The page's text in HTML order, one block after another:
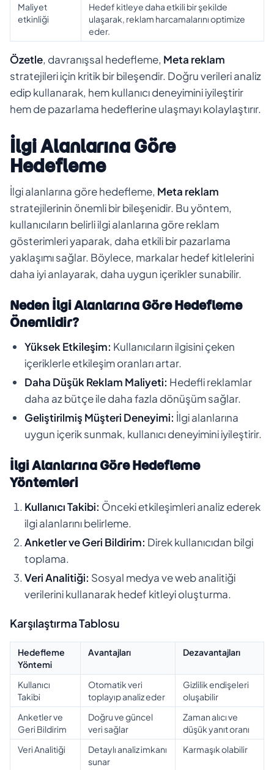
Maliyet
etkinliği
Hedef kitleye daha etkili bir şekilde
ulaşarak, reklam harcamalarını optimize
eder.
Özetle, davranışsal hedefleme, Meta reklam
stratejileri için kritik bir bileşendir. Doğru verileri analiz
edip kullanarak, hem kullanıcı deneyimini iyileştirir
hem de pazarlama hedeflerine ulaşmayı kolaylaştırır.
İlgi Alanlarına Göre
Hedefleme
İlgi alanlarına göre hedefleme, Meta reklam
stratejilerinin önemli bir bileşenidir. Bu yöntem,
kullanıcıların belirli ilgi alanlarına göre reklam
gösterimleri yaparak, daha etkili bir pazarlama
yaklaşımı sağlar. Böylece, markalar hedef kitlelerini
daha iyi anlayarak, daha uygun içerikler sunabilir.
Neden İlgi Alanlarına Göre Hedefleme
Önemlidir?
Yüksek Etkileşim: Kullanıcıların ilgisini çeken
içeriklerle etkileşim oranları artar.
Daha Düşük Reklam Maliyeti: Hedefli reklamlar
daha az bütçe ile daha fazla dönüşüm sağlar.
Geliştirilmiş Müşteri Deneyimi: İlgi alanlarına
uygun içerik sunmak, kullanıcı deneyimini iyileştirir.
İlgi Alanlarına Göre Hedefleme
Yöntemleri
Kullanıcı Takibi: Önceki etkileşimleri analiz ederek
ilgi alanlarını belirleme.
Anketler ve Geri Bildirim: Direk kullanıcıdan bilgi
toplama.
Veri Analitiği: Sosyal medya ve web analitiği
verilerini kullanarak hedef kitleyi oluşturma.
Karşılaştırma Tablosu
Hedefleme
Yöntemi
Avantajları Dezavantajları
Kullanıcı
Takibi
Otomatik veri
toplayıp analiz eder
Gizlilik endişeleri
oluşabilir
Anketler ve
Geri Bildirim
Doğru ve güncel
veri sağlar
Zaman alıcı ve
düşük yanıt oranı
Veri Analitiği
Detaylı analiz imkanı
sunar
Karmaşık olabilir